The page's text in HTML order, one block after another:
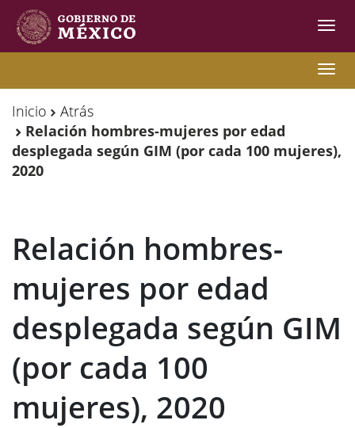
de
Migración
Internacional
Movilidades
Humanas
de
Migración
Internacional
Movilidades
Humanas
Inicio
Atrás
Relación hombres-mujeres por edad
desplegada según GIM (por cada 100 mujeres),
2020
Relación hombres-
mujeres por edad
desplegada según GIM
(por cada 100
mujeres), 2020